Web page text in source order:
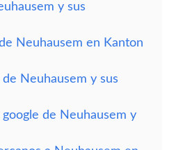
y sus
Neuhausem en Kanton
Neuhausem y sus
de Neuhausem y